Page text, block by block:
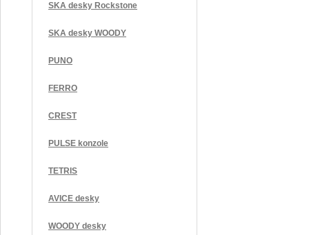
SKA desky Rockstone
SKA desky WOODY
PUNO
FERRO
CREST
PULSE konzole
TETRIS
AVICE desky
WOODY desky